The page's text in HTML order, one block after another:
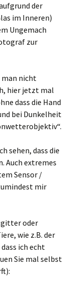
der
im Inneren)
Ungemach
zur
man nicht
hier jetzt mal
dass die Hand
bei Dunkelheit
sehen, dass die
Auch extremes
Sensor /
mir
oder
wie z.B. der
ich echt
Sie mal selbst